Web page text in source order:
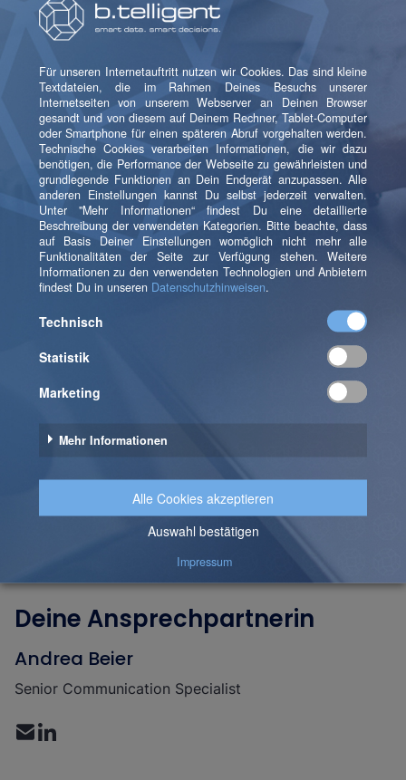
Lerne uns kennen
Deine Ansprechpartnerin
Andrea Beier
Senior Communication Specialist